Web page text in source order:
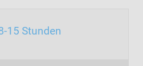
15 Stunden